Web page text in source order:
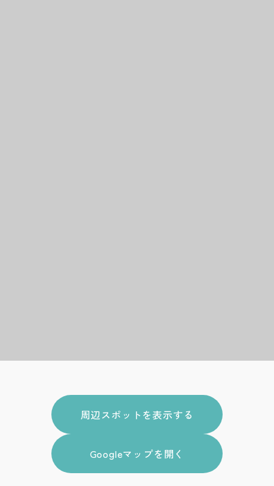
周辺スポットを表示する
Googleマップを開く